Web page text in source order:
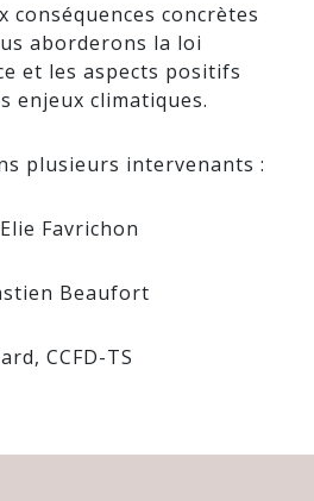
conséquences concrètes
aborderons la loi
et les aspects positifs
enjeux climatiques.
plusieurs intervenants :
Favrichon
Beaufort
CCFD-TS